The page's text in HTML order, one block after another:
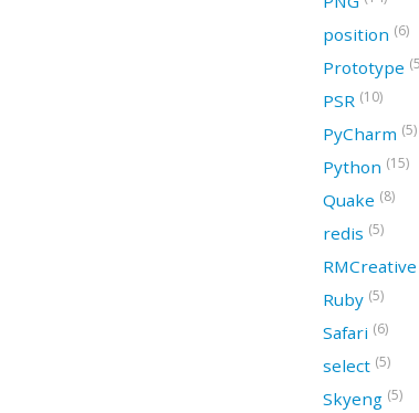
position (6)
Prototype
PSR (10)
PyCharm (5)
Python (15)
Quake (8)
redis (5)
RMCreative
Ruby (5)
Safari (6)
select (5)
Skyeng (5)